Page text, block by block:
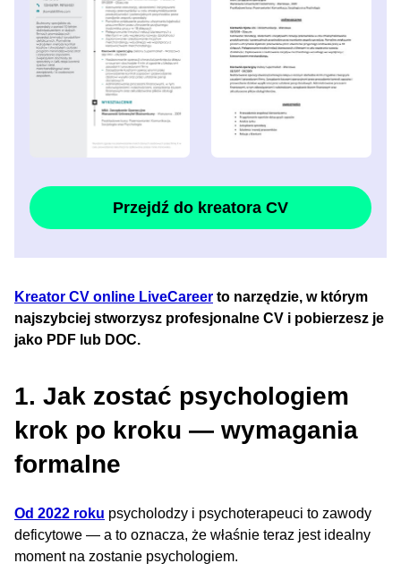
Przejdź do kreatora CV
Kreator CV online LiveCareer to narzędzie, w którym
najszybciej stworzysz profesjonalne CV i pobierzesz je
jako PDF lub DOC.
1. Jak zostać psychologiem
krok po kroku — wymagania
formalne
Od 2022 roku psycholodzy i psychoterapeuci to zawody
deficytowe — a to oznacza, że właśnie teraz jest idealny
moment na zostanie psychologiem.